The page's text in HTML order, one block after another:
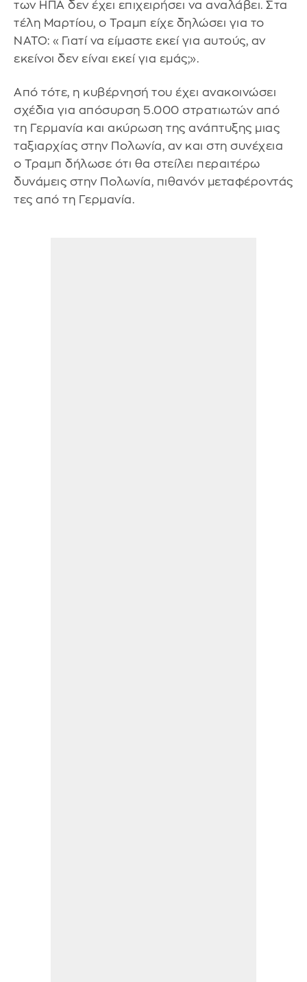
των ΗΠΑ δεν έχει επιχειρήσει να αναλάβει. Στα
τέλη Μαρτίου, ο Τραμπ είχε δηλώσει για το
ΝΑΤΟ: «Γιατί να είμαστε εκεί για αυτούς, αν
εκείνοι δεν είναι εκεί για εμάς;».
Από τότε, η κυβέρνησή του έχει ανακοινώσει
σχέδια για απόσυρση 5.000 στρατιωτών από
τη Γερμανία και ακύρωση της ανάπτυξης μιας
ταξιαρχίας στην Πολωνία, αν και στη συνέχεια
ο Τραμπ δήλωσε ότι θα στείλει περαιτέρω
δυνάμεις στην Πολωνία, πιθανόν μεταφέροντάς
τες από τη Γερμανία.